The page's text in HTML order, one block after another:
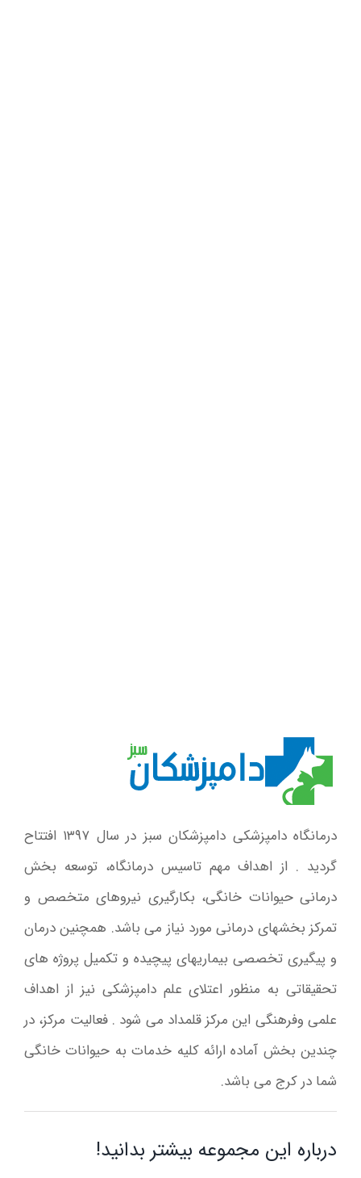
درمانگاه دامپزشکی دامپزشکان سبز در سال ۱۳۹۷ افتتاح
گردید . از اهداف مهم تاسیس درمانگاه، توسعه بخش
درمانی حیوانات خانگی، بکارگیری نیروهای متخصص و
تمرکز بخشهای درمانی مورد نیاز می باشد. همچنین درمان
و پیگیری تخصصی بیماریهای پیچیده و تکمیل پروژه های
تحقیقاتی به منظور اعتلای علم دامپزشکی نیز از اهداف
علمی وفرهنگی این مرکز قلمداد می شود . فعالیت مرکز، در
چندین بخش آماده ارائه کلیه خدمات به حیوانات خانگی
شما در کرج می باشد.
درباره این مجموعه بیشتر بدانید!